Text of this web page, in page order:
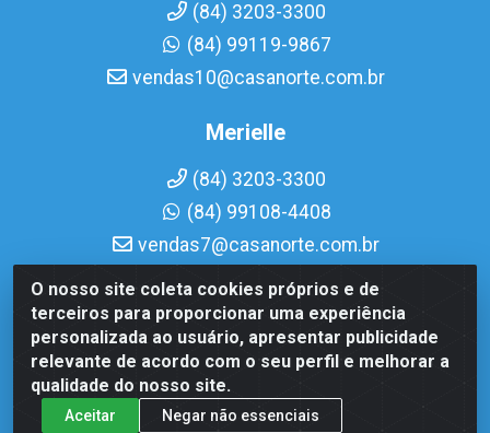
O nosso site coleta cookies próprios e de
terceiros para proporcionar uma experiência
personalizada ao usuário, apresentar publicidade
relevante de acordo com o seu perfil e melhorar a
qualidade do nosso site.
Aceitar Negar não essenciais
(84) 3203-3300
(84) 99119-9867
vendas10@casanorte.com.br
Merielle
(84) 3203-3300
(84) 99108-4408
vendas7@casanorte.com.br
Casa Norte LTDA - Av. Interventor Mário Câmara, 1815 - Dix-
Sept Rosado, Natal/RN - CEP 59054-600 - CNPJ
08.713.513/0001-51